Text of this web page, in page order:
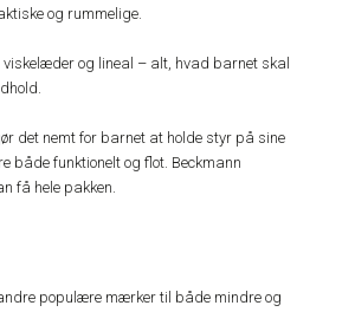
og rummelige.
og lineal – alt, hvad barnet skal
det nemt for barnet at holde styr på sine
både funktionelt og flot. Beckmann
få hele pakken.
populære mærker til både mindre og